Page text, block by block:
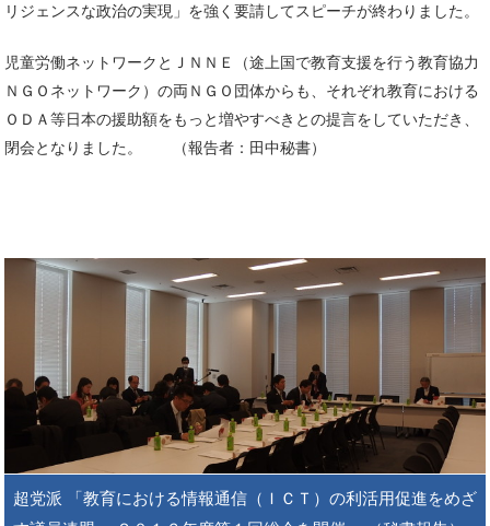
リジェンスな政治の実現」を強く要請してスピーチが終わりました。
児童労働ネットワークとＪＮＮＥ（途上国で教育支援を行う教育協力
ＮＧＯネットワーク）の両ＮＧＯ団体からも、それぞれ教育における
ＯＤＡ等日本の援助額をもっと増やすべきとの提言をしていただき、
閉会となりました。 （報告者：田中秘書）
超党派 「教育における情報通信（ＩＣＴ）の利活用促進をめざ